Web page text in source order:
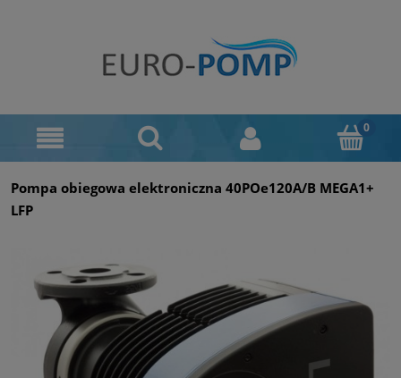
Pompa obiegowa elektroniczna 40POe120A/B MEGA1+
LFP